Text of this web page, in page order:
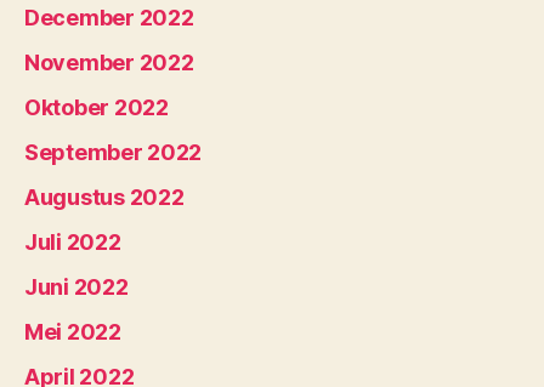
December 2022
November 2022
Oktober 2022
September 2022
Augustus 2022
Juli 2022
Juni 2022
Mei 2022
April 2022